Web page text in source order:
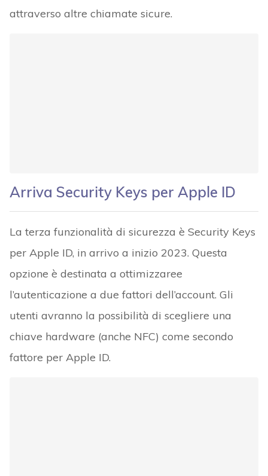
attraverso altre chiamate sicure.
Arriva Security Keys per Apple ID
La terza funzionalità di sicurezza è Security Keys
per Apple ID, in arrivo a inizio 2023. Questa
opzione è destinata a ottimizzaree
l’autenticazione a due fattori dell’account. Gli
utenti avranno la possibilità di scegliere una
chiave hardware (anche NFC) come secondo
fattore per Apple ID.